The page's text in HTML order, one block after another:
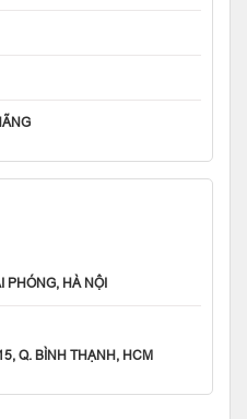
PHÓNG, HÀ NỘI
Q. BÌNH THẠNH, HCM